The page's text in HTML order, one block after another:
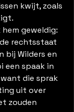
kwijt, zoals
geweldig:
rechtsstaat
bij Wilders en
een spaak in
die sprak
uit over
zouden